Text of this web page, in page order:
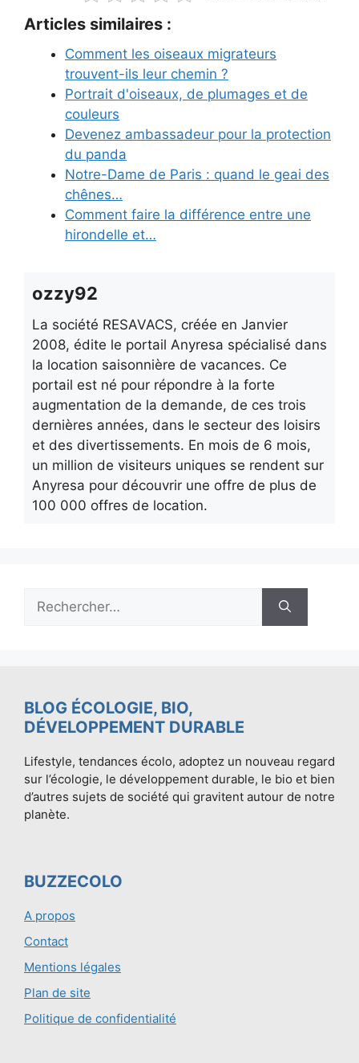
Articles similaires :
Comment les oiseaux migrateurs
trouvent-ils leur chemin ?
Portrait d'oiseaux, de plumages et de
couleurs
Devenez ambassadeur pour la protection
du panda
Notre-Dame de Paris : quand le geai des
chênes…
Comment faire la différence entre une
hirondelle et…
ozzy92
La société RESAVACS, créée en Janvier
2008, édite le portail Anyresa spécialisé dans
la location saisonnière de vacances. Ce
portail est né pour répondre à la forte
augmentation de la demande, de ces trois
dernières années, dans le secteur des loisirs
et des divertissements. En mois de 6 mois,
un million de visiteurs uniques se rendent sur
Anyresa pour découvrir une offre de plus de
100 000 offres de location.
Rechercher :
BLOG ÉCOLOGIE, BIO,
DÉVELOPPEMENT DURABLE
Lifestyle, tendances écolo, adoptez un nouveau regard
sur l’écologie, le développement durable, le bio et bien
d’autres sujets de société qui gravitent autour de notre
planète.
BUZZECOLO
A propos
Contact
Mentions légales
Plan de site
Politique de confidentialité